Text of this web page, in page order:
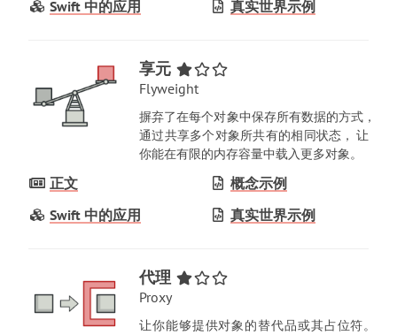
Swift 中的应用 真实世界示例
享元
Flyweight
摒弃了在每个对象中保存所有数据的方式
通过共享多个对象所共有的相同状态 ， 让
你能在有限的内存容量中载入更多对象。
正文
Swift 中的应用
概念示例
真实世界示例
代理
Proxy
让你能够提供对象的替代品或其占位符。